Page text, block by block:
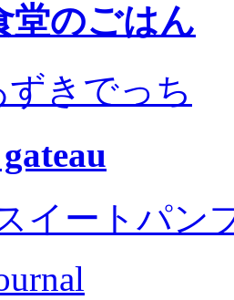
堂のごはん
ずきでっち
イートパン